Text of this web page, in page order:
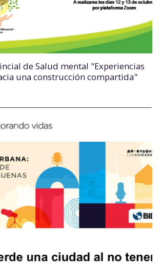
de Salud mental "Experiencias
una construcción compartida"